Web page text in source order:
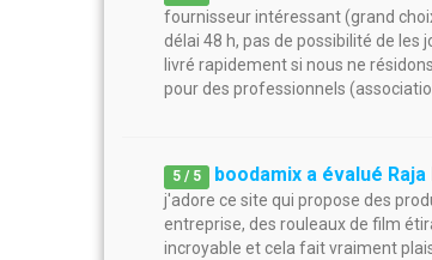
fournisseur intéressant (grand
délai 48 h, pas de possibilité de
livré rapidement si nous ne
pour des professionnels
5 / 5 boodamix a évalué Raja
j'adore ce site qui propose des
entreprise, des rouleaux de film
incroyable et cela fait vraiment